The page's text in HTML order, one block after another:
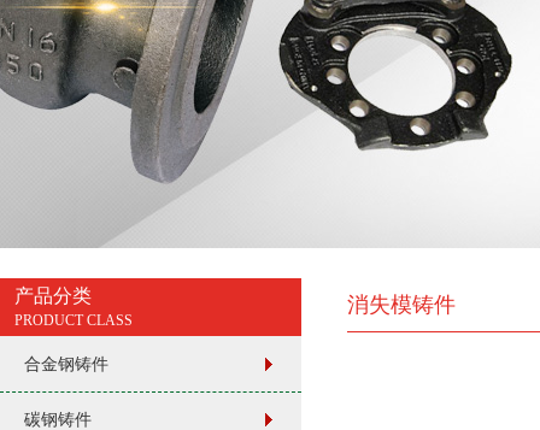
产品分类
PRODUCT CLASS
合金钢铸件
碳钢铸件
消失模铸件